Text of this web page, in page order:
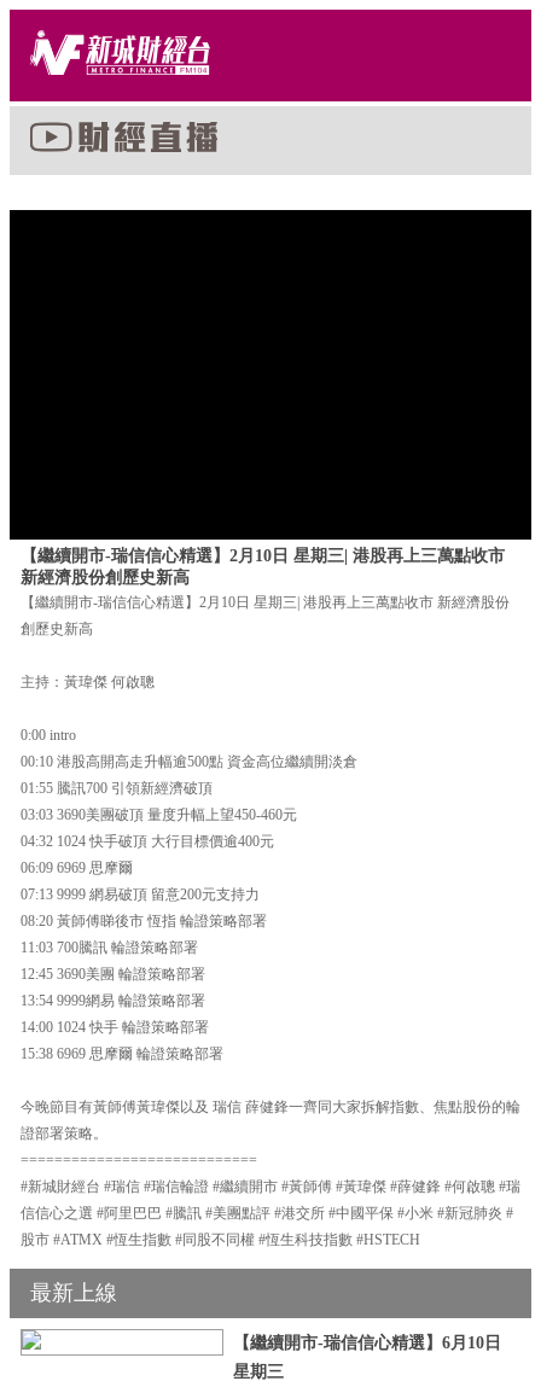
【繼續開市-瑞信信心精選】2月10日 星期三| 港股再上三萬點收市
新經濟股份創歷史新高
【繼續開市-瑞信信心精選】2月10日 星期三| 港股再上三萬點收市 新經濟股份
創歷史新高
主持：黃瑋傑 何啟聰
0:00 intro
00:10 港股高開高走升幅逾500點 資金高位繼續開淡倉
01:55 騰訊700 引領新經濟破頂
03:03 3690美團破頂 量度升幅上望450-460元
04:32 1024 快手破頂 大行目標價逾400元
06:09 6969 思摩爾
07:13 9999 網易破頂 留意200元支持力
08:20 黃師傅睇後市 恆指 輪證策略部署
11:03 700騰訊 輪證策略部署
12:45 3690美團 輪證策略部署
13:54 9999網易 輪證策略部署
14:00 1024 快手 輪證策略部署
15:38 6969 思摩爾 輪證策略部署
今晚節目有黃師傅黃瑋傑以及 瑞信 薛健鋒一齊同大家拆解指數、焦點股份的輪
證部署策略。
============================
#新城財經台 #瑞信 #瑞信輪證 #繼續開市 #黃師傅 #黃瑋傑 #薛健鋒 #何啟聰 #瑞
信信心之選 #阿里巴巴 #騰訊 #美團點評 #港交所 #中國平保 #小米 #新冠肺炎 #
股市 #ATMX #恆生指數 #同股不同權 #恆生科技指數 #HSTECH
最新上線
【繼續開市-瑞信信心精選】6月10日
星期三